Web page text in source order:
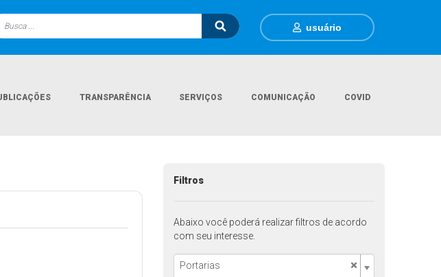
usuário
TRANSPARÊNCIA SERVIÇOS COMUNICAÇÃO COVID
Filtros
Abaixo você poderá realizar filtros de acordo
com seu interesse.
×
Portarias